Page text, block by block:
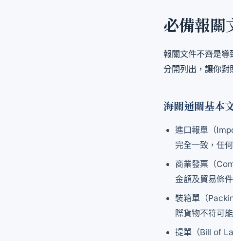
必備報關
報關文件不齊是導
分開列出，讓你對
海關通關基本
進口報單（
完全一致，任
商業發票（
金額及貿易條
裝箱單（
際貨物不符可
提單（Bill of